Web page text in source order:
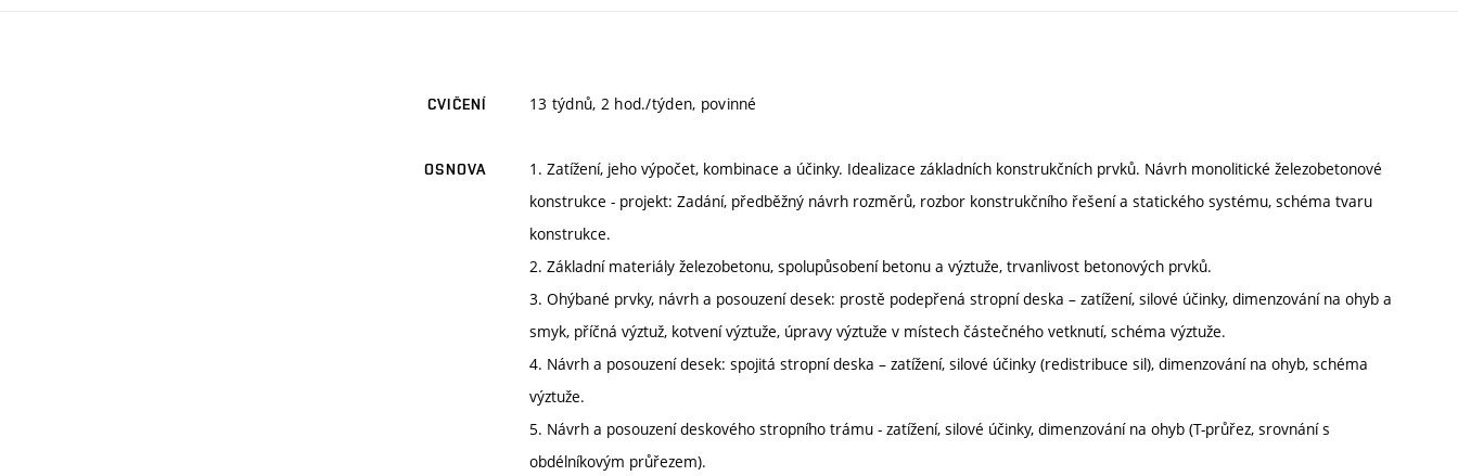
CVIČENÍ 13 týdnů, 2 hod./týden, povinné
OSNOVA
1. Zatížení, jeho výpočet, kombinace a účinky. Idealizace základních konstrukčních prvků. Návrh monolitické železobetonové
konstrukce - projekt: Zadání, předběžný návrh rozměrů, rozbor konstrukčního řešení a statického systému, schéma tvaru
konstrukce.
2. Základní materiály železobetonu, spolupůsobení betonu a výztuže, trvanlivost betonových prvků.
3. Ohýbané prvky, návrh a posouzení desek: prostě podepřená stropní deska – zatížení, silové účinky, dimenzování na ohyb a
smyk, příčná výztuž, kotvení výztuže, úpravy výztuže v místech částečného vetknutí, schéma výztuže.
4. Návrh a posouzení desek: spojitá stropní deska – zatížení, silové účinky (redistribuce sil), dimenzování na ohyb, schéma
výztuže.
5. Návrh a posouzení deskového stropního trámu - zatížení, silové účinky, dimenzování na ohyb (T-průřez, srovnání s
obdélníkovým průřezem).